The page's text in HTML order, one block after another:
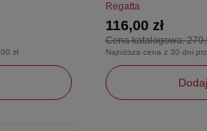
zł
Regatta
Cena katalogowa:
116,00 zł
Najniższa cena z 30 dni